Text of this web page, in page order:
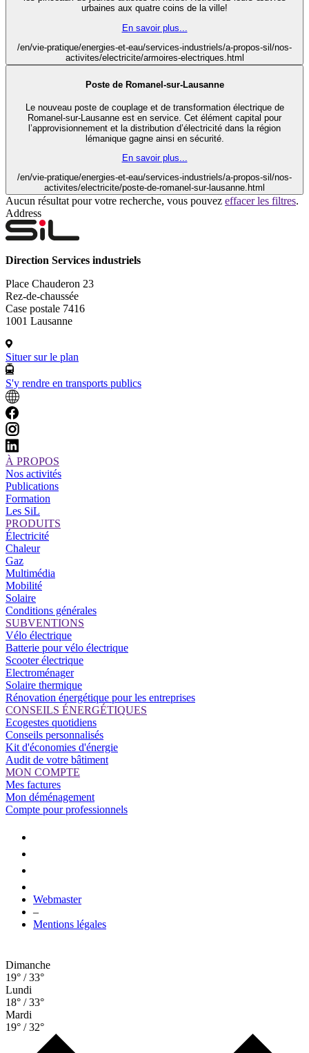
urbaines aux quatre coins de la ville!
En savoir plus...
/en/vie-pratique/energies-et-eau/services-industriels/a-propos-sil/nos-
activites/electricite/armoires-electriques.html
Poste de Romanel-sur-Lausanne
Le nouveau poste de couplage et de transformation électrique de
Romanel-sur-Lausanne est en service. Cet élément capital pour
l’approvisionnement et la distribution d’électricité dans la région
lémanique gagne ainsi en sécurité.
En savoir plus...
/en/vie-pratique/energies-et-eau/services-industriels/a-propos-sil/nos-
activites/electricite/poste-de-romanel-sur-lausanne.html
Aucun résultat pour votre recherche, vous pouvez effacer les filtres.
Address
Direction Services industriels
Place Chauderon 23
Rez-de-chaussée
Case postale 7416
1001 Lausanne
Situer sur le plan
S'y rendre en transports publics
À PROPOS
Nos activités
Publications
Formation
Les SiL
PRODUITS
Électricité
Chaleur
Gaz
Multimédia
Mobilité
Solaire
Conditions générales
SUBVENTIONS
Vélo électrique
Batterie pour vélo électrique
Scooter électrique
Electroménager
Solaire thermique
Rénovation énergétique pour les entreprises
CONSEILS ÉNERGÉTIQUES
Ecogestes quotidiens
Conseils personnalisés
Kit d'économies d'énergie
Audit de votre bâtiment
MON COMPTE
Mes factures
Mon déménagement
Compte pour professionnels
Webmaster
–
Mentions légales
Dimanche
19° / 33°
Lundi
18° / 33°
Mardi
19° / 32°